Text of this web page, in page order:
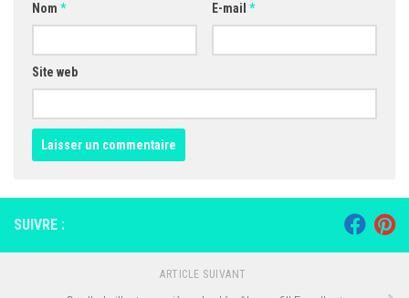
Nom * E-mail *
Site web
SUIVRE :
ARTICLE SUIVANT